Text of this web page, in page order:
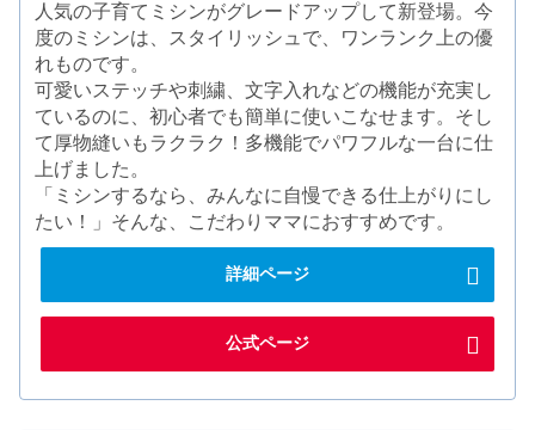
人気の子育てミシンがグレードアップして新登場。今
度のミシンは、スタイリッシュで、ワンランク上の優
れものです。
可愛いステッチや刺繍、文字入れなどの機能が充実し
ているのに、初心者でも簡単に使いこなせます。そし
て厚物縫いもラクラク！多機能でパワフルな一台に仕
上げました。
「ミシンするなら、みんなに自慢できる仕上がりにし
たい！」そんな、こだわりママにおすすめです。
詳細ページ
公式ページ